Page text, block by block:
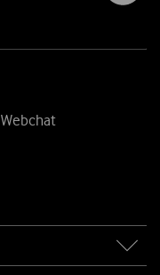
Webchat